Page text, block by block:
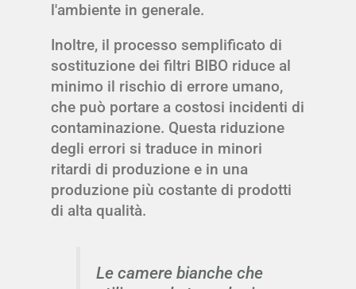
l'ambiente in generale.
Inoltre, il processo semplificato di
sostituzione dei filtri BIBO riduce al
minimo il rischio di errore umano,
che può portare a costosi incidenti di
contaminazione. Questa riduzione
degli errori si traduce in minori
ritardi di produzione e in una
produzione più costante di prodotti
di alta qualità.
Le camere bianche che